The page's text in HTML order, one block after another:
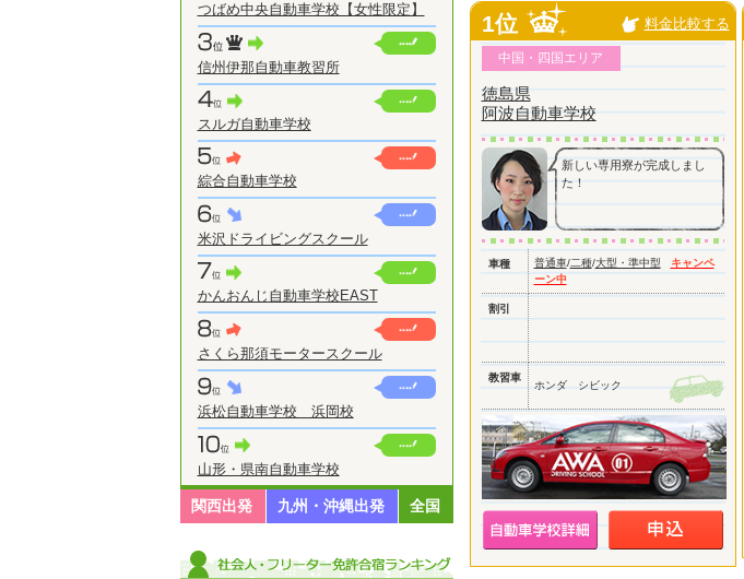
つばめ中央自動車学校【女性限定】
信州伊那自動車教習所
スルガ自動車学校
綜合自動車学校
米沢ドライビングスクール
かんおんじ自動車学校EAST
さくら那須モータースクール
浜松自動車学校 浜岡校
山形・県南自動車学校
関西出発 九州・沖縄出発 全国
1位 料金比較する
中国・四国エリア
徳島県
阿波自動車学校
新しい専用寮が完成しまし
た！
車種 普通車/二種/大型・準中型
キャンペ
ーン中
割引
教習車
ホンダ シビック